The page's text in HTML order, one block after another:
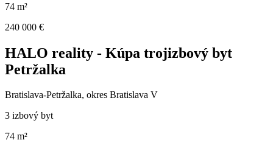
74 m²
240 000 €
HALO reality - Kúpa trojizbový byt
Petržalka
Bratislava-Petržalka, okres Bratislava V
3 izbový byt
74 m²